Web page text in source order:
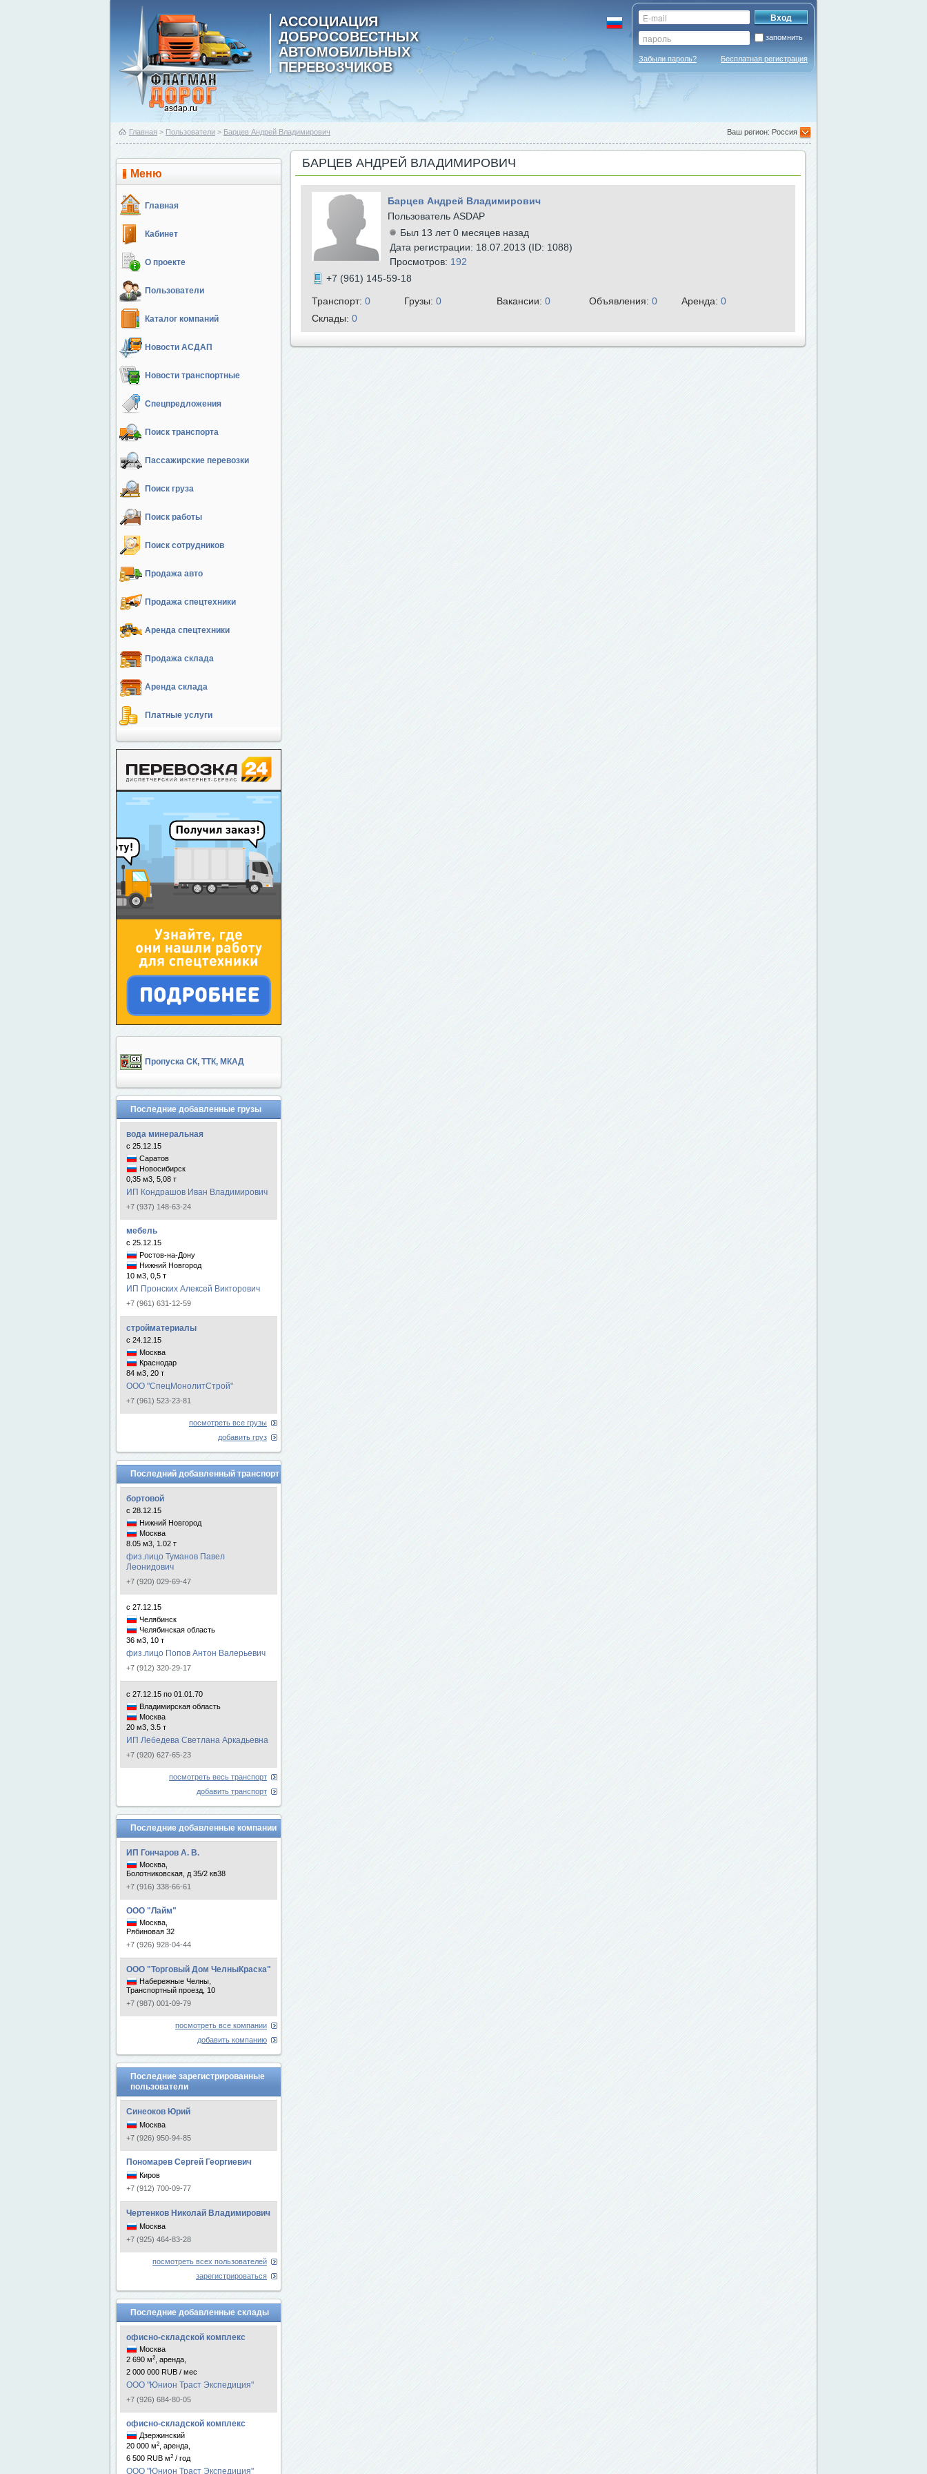
АССОЦИАЦИЯ
ДОБРОСОВЕСТНЫХ
АВТОМОБИЛЬНЫХ
ПЕРЕВОЗЧИКОВ
запомнить
Забыли пароль? Бесплатная регистрация
Главная > Пользователи > Барцев Андрей Владимирович Ваш регион: Россия
Меню
Главная
Кабинет
О проекте
Пользователи
Каталог компаний
Новости АСДАП
Новости транспортные
Спецпредложения
Поиск транспорта
Пассажирские перевозки
Поиск груза
Поиск работы
Поиск сотрудников
Продажа авто
Продажа спецтехники
Аренда спецтехники
Продажа склада
Аренда склада
Платные услуги
Пропуска СК, ТТК, МКАД
Последние добавленные грузы
вода минеральная
с 25.12.15
Саратов
Новосибирск
0,35 м3, 5,08 т
ИП Кондрашов Иван Владимирович
+7 (937) 148-63-24
мебель
с 25.12.15
Ростов-на-Дону
Нижний Новгород
10 м3, 0,5 т
ИП Пронских Алексей Викторович
+7 (961) 631-12-59
стройматериалы
с 24.12.15
Москва
Краснодар
84 м3, 20 т
ООО "СпецМонолитСтрой"
+7 (961) 523-23-81
посмотреть все грузы
добавить груз
Последний добавленный транспорт
бортовой
с 28.12.15
Нижний Новгород
Москва
8.05 м3, 1.02 т
физ.лицо Туманов Павел
Леонидович
+7 (920) 029-69-47
с 27.12.15
Челябинск
Челябинская область
36 м3, 10 т
физ.лицо Попов Антон Валерьевич
+7 (912) 320-29-17
с 27.12.15 по 01.01.70
Владимирская область
Москва
20 м3, 3.5 т
ИП Лебедева Светлана Аркадьевна
+7 (920) 627-65-23
посмотреть весь транспорт
добавить транспорт
Последние добавленные компании
ИП Гончаров А. В.
Москва,
Болотниковская, д 35/2 кв38
+7 (916) 338-66-61
ООО "Лайм"
Москва,
Рябиновая 32
+7 (926) 928-04-44
ООО "Торговый Дом ЧелныКраска"
Набережные Челны,
Транспортный проезд, 10
+7 (987) 001-09-79
посмотреть все компании
добавить компанию
Последние зарегистрированные
пользователи
Синеоков Юрий
Москва
+7 (926) 950-94-85
Пономарев Сергей Георгиевич
Киров
+7 (912) 700-09-77
Чертенков Николай Владимирович
Москва
+7 (925) 464-83-28
посмотреть всех пользователей
зарегистрироваться
Последние добавленные склады
офисно-складской комплекс
Москва
2 690 м2
, аренда,
2 000 000 RUB / мес
ООО "Юнион Траст Экспедиция"
+7 (926) 684-80-05
офисно-складской комплекс
Дзержинский
20 000 м2
, аренда,
6 500 RUB м2 / год
ООО "Юнион Траст Экспедиция"
БАРЦЕВ АНДРЕЙ ВЛАДИМИРОВИЧ
Барцев Андрей Владимирович
Пользователь ASDAP
Был 13 лет 0 месяцев назад
Дата регистрации: 18.07.2013 (ID: 1088)
Просмотров: 192
+7 (961) 145-59-18
Транспорт: 0 Грузы: 0 Вакансии: 0 Объявления: 0 Аренда: 0
Склады: 0